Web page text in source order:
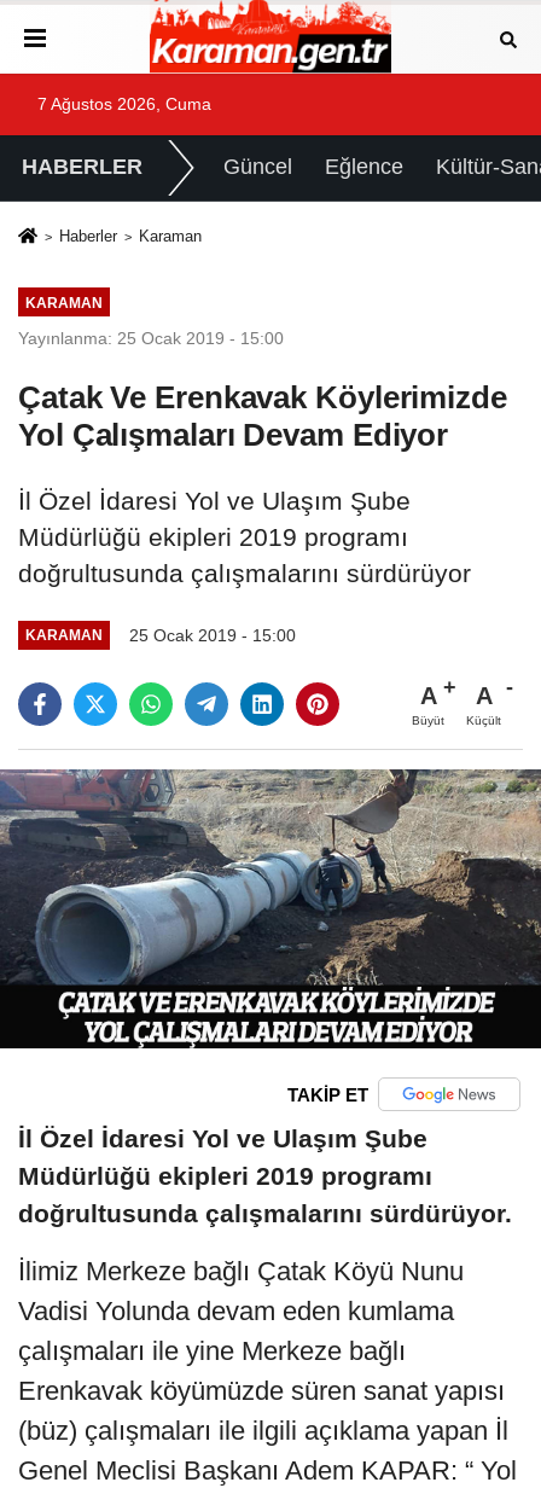
7 Ağustos 2026, Cuma
HABERLER Güncel Eğlence Kültür-
Haberler Karaman
KARAMAN
Yayınlanma: 25 Ocak 2019 - 15:00
Çatak Ve Erenkavak Köylerimizde
Yol Çalışmaları Devam Ediyor
İl Özel İdaresi Yol ve Ulaşım Şube
Müdürlüğü ekipleri 2019 programı
doğrultusunda çalışmalarını sürdürüyor
KARAMAN 25 Ocak 2019 - 15:00
A
Büyüt
A
Küçült
TAKİP ET
İl Özel İdaresi Yol ve Ulaşım Şube
Müdürlüğü ekipleri 2019 programı
doğrultusunda çalışmalarını sürdürüyor.
İlimiz Merkeze bağlı Çatak Köyü Nunu
Vadisi Yolunda devam eden kumlama
çalışmaları ile yine Merkeze bağlı
Erenkavak köyümüzde süren sanat yapısı
(büz) çalışmaları ile ilgili açıklama yapan İl
Genel Meclisi Başkanı Adem KAPAR: “ Yol